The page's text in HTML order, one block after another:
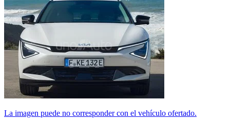
La imagen puede no corresponder con el vehículo ofertado.